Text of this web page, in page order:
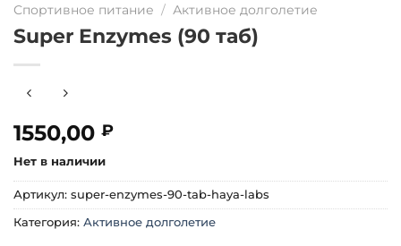
Спортивное питание / Активное долголетие
Super Enzymes (90 таб)
1550,00 ₽
Нет в наличии
Артикул: super-enzymes-90-tab-haya-labs
Категория: Активное долголетие